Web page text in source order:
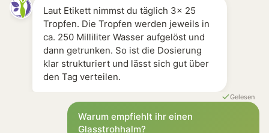
Laut Etikett nimmst du täglich 3x 25
Tropfen. Die Tropfen werden jeweils in
ca. 250 Milliliter Wasser aufgelöst und
dann getrunken. So ist die Dosierung
klar strukturiert und lässt sich gut über
den Tag verteilen.
Gelesen
Warum empfiehlt ihr einen
Glasstrohhalm?